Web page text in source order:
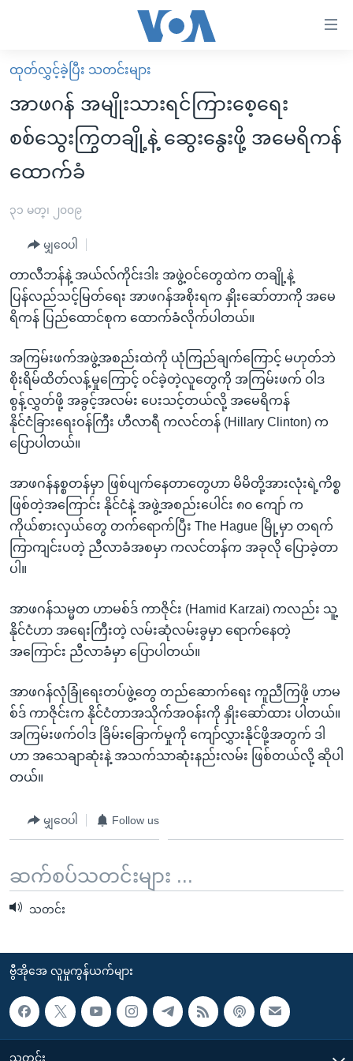
လွယ်ကူ
စေ
သည့်
များ
ပင်မ
ကျော်
ကြည့်
ရန်
အ
ညွန်း
စာမျက်နှာ
သို့
ကျော်
ရန်
ရှာဖွေ
ရန်
နေရာ
သို့
ရန်
မူလစာမျက်နှာ
မြန်မာ
ကမ္ဘာ့သတင်းများ
နိုင်ငံတကာ
အစ္စရေး-ပါလက်စတိုင်း
ဗွီဒီယို
အင်္ဂလိပ်စာလေ့လာမယ်
အမေရိကန်သုံးအီဒီယံ
မကြေးမုံရဲ့ အင်္ဂလိပ်စာ
သုတပဒေသာ အင်္ဂလိပ်စာ
အပတ်စဉ်ကဏ္ဍများ
ရေဒီယို
ရေဒီယိုနှင့်ရုပ်သံ အချက်အလက်များ
Learning English
ဗွီအိုအေ လူမှုကွန်ယက်များ
ဘာသာစကားများ
ထုတ်လွှင့်ခဲ့ပြီး သတင်းများ
အာဖဂန် အမျိုးသားရင်ကြားစေ့ရေး
စစ်သွေးကြွတချို့နဲ့ ဆွေးနွေးဖို့ အမေရိကန်
ထောက်ခံ
၃၁ မတ္၊ ၂၀၀၉
မျှဝေပါ
တာလီဘန်နဲ့ အယ်လ်ကိုင်းဒါး အဖွဲ့ဝင်တွေထဲက တချို့နဲ့
ပြန်လည်သင့်မြတ်ရေး အာဖဂန်အစိုးရက နှိုးဆော်တာကို အမေ
ရိကန် ပြည်ထောင်စုက ထောက်ခံလိုက်ပါတယ်။
အကြမ်းဖက်အဖွဲ့အစည်းထဲကို ယုံကြည်ချက်ကြောင့် မဟုတ်ဘဲ
စိုးရိမ်ထိတ်လန့်မှုကြောင့် ဝင်ခဲ့တဲ့လူတွေကို အကြမ်းဖက် ဝါဒ
စွန့်လွှတ်ဖို့ အခွင့်အလမ်း ပေးသင့်တယ်လို့ အမေရိကန်
နိုင်ငံခြားရေးဝန်ကြီး ဟီလာရီ ကလင်တန် (Hillary Clinton) က
ပြောပါတယ်။
အာဖဂန်နစ္စတန်မှာ ဖြစ်ပျက်နေတာတွေဟာ မိမိတို့အားလုံးရဲ့ကိစ္စ
ဖြစ်တဲ့အကြောင်း နိုင်ငံနဲ့ အဖွဲ့အစည်းပေါင်း ၈၀ ကျော် က
ကိုယ်စားလှယ်တွေ တက်ရောက်ပြီး The Hague မြို့မှာ တရက်
ကြာကျင်းပတဲ့ ညီလာခံအစမှာ ကလင်တန်က အခုလို ပြောခဲ့တာ
ပါ။
အာဖဂန်သမ္မတ ဟာမစ်ဒ် ကာဇိုင်း (Hamid Karzai) ကလည်း သူ့
နိုင်ငံဟာ အရေးကြီးတဲ့ လမ်းဆုံလမ်းခွမှာ ရောက်နေတဲ့
အကြောင်း ညီလာခံမှာ ပြောပါတယ်။
အာဖဂန်လုံခြုံရေးတပ်ဖွဲ့တွေ တည်ဆောက်ရေး ကူညီကြဖို့ ဟာမ
စ်ဒ် ကာဇိုင်းက နိုင်ငံတာအသိုက်အဝန်းကို နှိုးဆော်ထား ပါတယ်။
အကြမ်းဖက်ဝါဒ ခြိမ်းခြောက်မှုကို ကျော်လွှားနိုင်ဖို့အတွက် ဒါ
ဟာ အသေချာဆုံးနဲ့ အသက်သာဆုံးနည်းလမ်း ဖြစ်တယ်လို့ ဆိုပါ
တယ်။
မျှဝေပါ Follow us
ဆက်စပ်သတင်းများ ...
သတင်း
ဗွီအိုအေ လူမှုကွန်ယက်များ
သတင်း